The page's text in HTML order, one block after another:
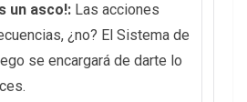
un asco!: Las acciones
¿no? El Sistema de
se encargará de darte lo